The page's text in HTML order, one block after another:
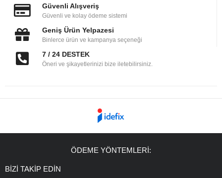
Güvenli Alışveriş
Güvenli ve kolay ödeme sistemi
Geniş Ürün Yelpazesi
Binlerce ürün ve kampanya seçeneği
7 / 24 DESTEK
Öneri ve şikayetlerinizi bize iletebilirsiniz.
ÖDEME YÖNTEMLERİ:
BİZİ TAKİP EDİN